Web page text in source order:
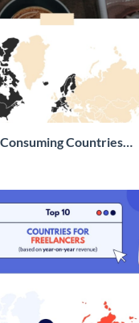
Countries